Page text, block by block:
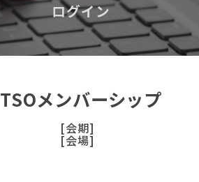
ログイン
TSOメンバーシップ
[会期]
[会場]